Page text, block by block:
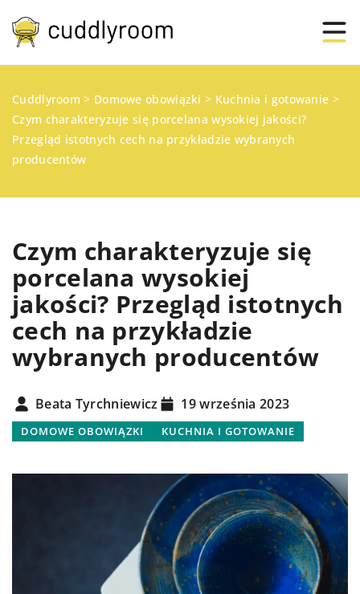
Cuddlyroom > Domowe obowiązki > Kuchnia i gotowanie >
Czym charakteryzuje się porcelana wysokiej jakości?
Przegląd istotnych cech na przykładzie wybranych
producentów
Czym charakteryzuje się
porcelana wysokiej
jakości? Przegląd istotnych
cech na przykładzie
wybranych producentów
Beata Tyrchniewicz 19 września 2023
DOMOWE OBOWIĄZKI KUCHNIA I GOTOWANIE